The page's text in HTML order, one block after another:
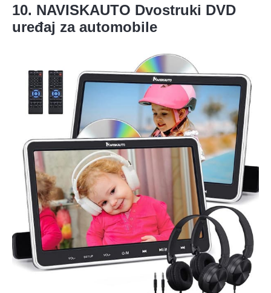
10. NAVISKAUTO Dvostruki DVD
uređaj za automobile